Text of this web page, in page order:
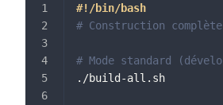
#!/bin/bash
# Construction complète
# Mode standard
./build-all.sh